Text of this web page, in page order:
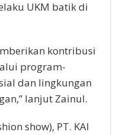
UKM batik di
kontribusi
program-
dan lingkungan
lanjut Zainul.
show), PT. KAI